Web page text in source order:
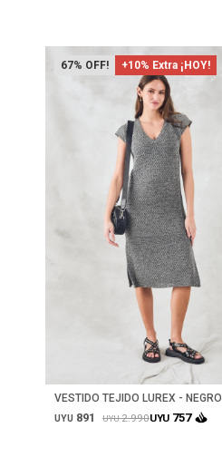
67 +10% Extra ¡HOY!
VESTIDO TEJIDO LUREX - NEGRO
UYU 891 UYU2.990UYU 757